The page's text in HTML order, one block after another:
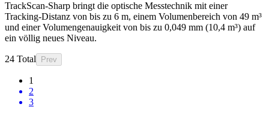
TrackScan-Sharp bringt die optische Messtechnik mit einer
Tracking-Distanz von bis zu 6 m, einem Volumenbereich von 49 m³
und einer Volumengenauigkeit von bis zu 0,049 mm (10,4 m³) auf
ein völlig neues Niveau.
24 Total Prev
1
2
3